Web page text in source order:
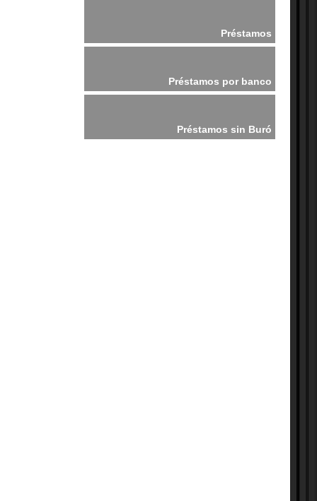
Préstamos
Préstamos por banco
Préstamos sin Buró